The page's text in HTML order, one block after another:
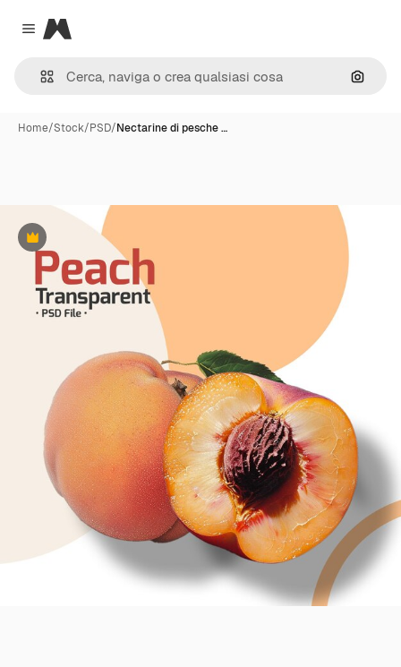
Close menu
Magnific
Cerca
Home/Stock/PSD/Nectarine di pesche …
Premium